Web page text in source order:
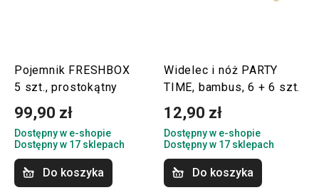
Pojemnik FRESHBOX
5 szt., prostokątny
99,90 zł
Dostępny w e-shopie
Dostępny w 17 sklepach
Do koszyka
Widelec i nóż PARTY
TIME, bambus, 6 + 6 szt.
12,90 zł
Dostępny w e-shopie
Dostępny w 17 sklepach
Do koszyka